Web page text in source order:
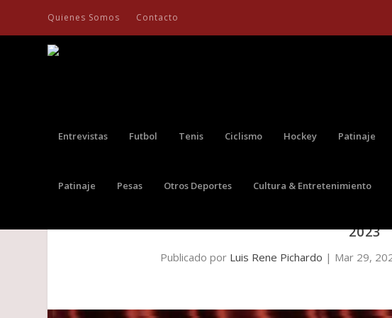
Quienes Somos Contacto
Entrevistas Futbol Tenis Ciclismo Hockey Patinaje
Patinaje Pesas Otros Deportes Cultura & Entretenimiento
2023
Publicado por Luis Rene Pichardo | Mar 29,